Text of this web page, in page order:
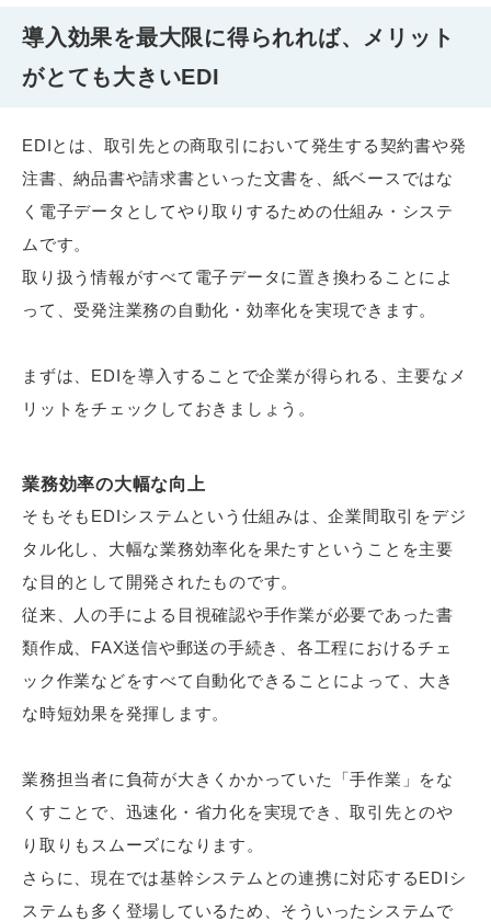
導入効果を最大限に得られれば、メリット
がとても大きいEDI
EDIとは、取引先との商取引において発生する契約書や発
注書、納品書や請求書といった文書を、紙ベースではな
く電子データとしてやり取りするための仕組み・システ
ムです。
取り扱う情報がすべて電子データに置き換わることによ
って、受発注業務の自動化・効率化を実現できます。
まずは、EDIを導入することで企業が得られる、主要なメ
リットをチェックしておきましょう。
業務効率の大幅な向上
そもそもEDIシステムという仕組みは、企業間取引をデジ
タル化し、大幅な業務効率化を果たすということを主要
な目的として開発されたものです。
従来、人の手による目視確認や手作業が必要であった書
類作成、FAX送信や郵送の手続き、各工程におけるチェ
ック作業などをすべて自動化できることによって、大き
な時短効果を発揮します。
業務担当者に負荷が大きくかかっていた「手作業」をな
くすことで、迅速化・省力化を実現でき、取引先とのや
り取りもスムーズになります。
さらに、現在では基幹システムとの連携に対応するEDIシ
ステムも多く登場しているため、そういったシステムで